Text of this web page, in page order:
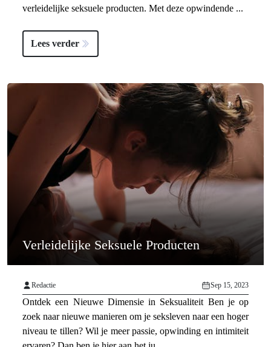
verleidelijke seksuele producten. Met deze opwindende ...
Lees verder
Verleidelijke Seksuele Producten
Redactie Sep 15, 2023
Ontdek een Nieuwe Dimensie in Seksualiteit Ben je op
zoek naar nieuwe manieren om je seksleven naar een hoger
niveau te tillen? Wil je meer passie, opwinding en intimiteit